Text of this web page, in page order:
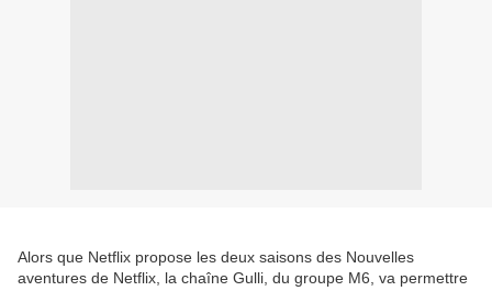
Alors que Netflix propose les deux saisons des Nouvelles
aventures de Netflix, la chaîne Gulli, du groupe M6, va permettre